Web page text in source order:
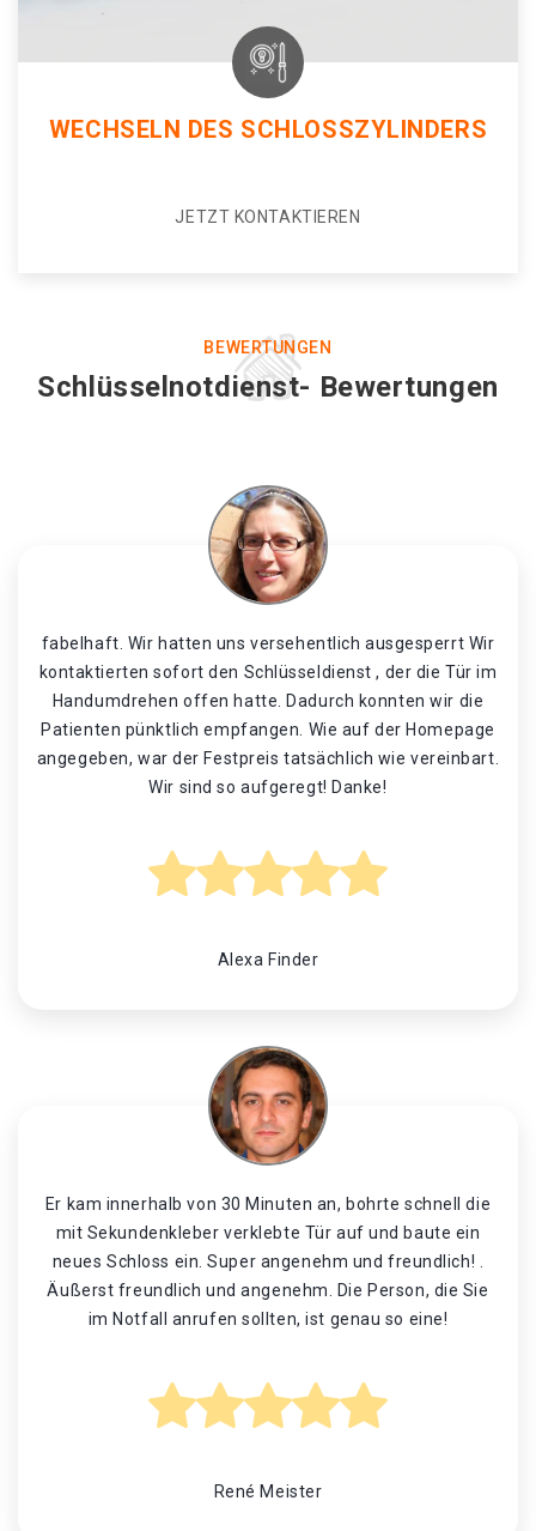
WECHSELN DES SCHLOSSZYLINDERS
JETZT KONTAKTIEREN
BEWERTUNGEN
Schlüsselnotdienst- Bewertungen
fabelhaft. Wir hatten uns versehentlich ausgesperrt Wir
kontaktierten sofort den Schlüsseldienst , der die Tür im
Handumdrehen offen hatte. Dadurch konnten wir die
Patienten pünktlich empfangen. Wie auf der Homepage
angegeben, war der Festpreis tatsächlich wie vereinbart.
Wir sind so aufgeregt! Danke!
Alexa Finder
Er kam innerhalb von 30 Minuten an, bohrte schnell die
mit Sekundenkleber verklebte Tür auf und baute ein
neues Schloss ein. Super angenehm und freundlich! .
Äußerst freundlich und angenehm. Die Person, die Sie
im Notfall anrufen sollten, ist genau so eine!
René Meister